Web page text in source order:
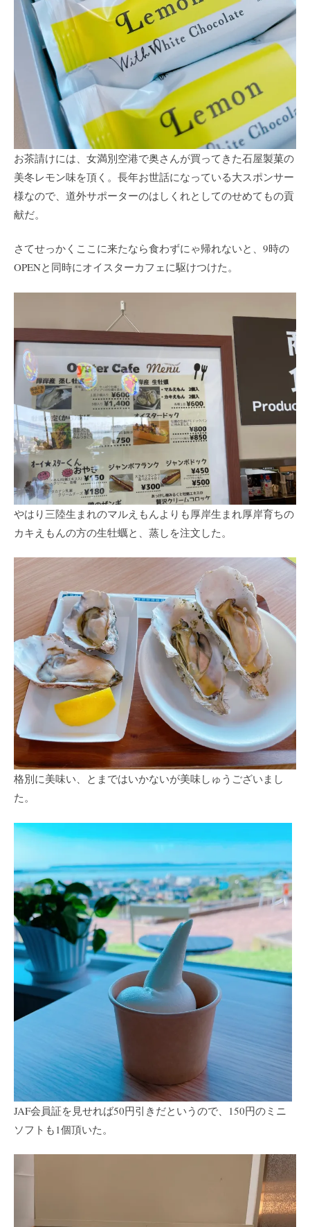
お茶請けには、女満別空港で奥さんが買ってきた石屋製菓の
美冬レモン味を頂く。長年お世話になっている大スポンサー
様なので、道外サポーターのはしくれとしてのせめてもの貢
献だ。
さてせっかくここに来たなら食わずにゃ帰れないと、9時の
OPENと同時にオイスターカフェに駆けつけた。
やはり三陸生まれのマルえもんよりも厚岸生まれ厚岸育ちの
カキえもんの方の生牡蠣と、蒸しを注文した。
格別に美味い、とまではいかないが美味しゅうございまし
た。
JAF会員証を見せれば50円引きだというので、150円のミニ
ソフトも1個頂いた。